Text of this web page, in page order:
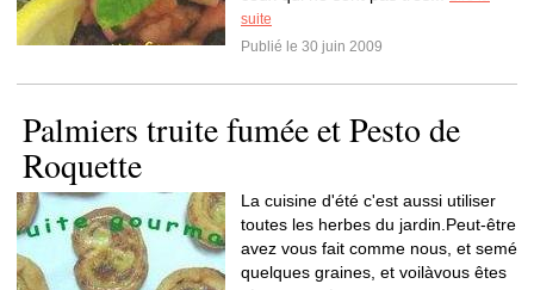
suite
Publié le 30 juin 2009
Palmiers truite fumée et Pesto de
Roquette
La cuisine d'été c'est aussi utiliser
toutes les herbes du jardin.Peut-être
avez vous fait comme nous, et semé
quelques graines, et voilàvous êtes